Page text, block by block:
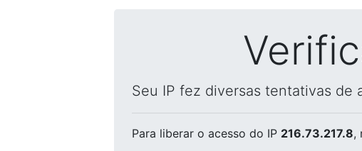
Seu IP fez diversas tentativas de
Para liberar o acesso do IP 216.73.217.8,